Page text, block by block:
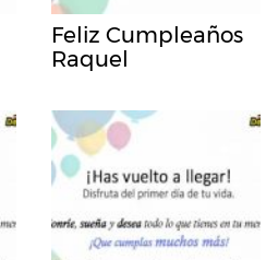
Feliz Cumpleaños
Raquel